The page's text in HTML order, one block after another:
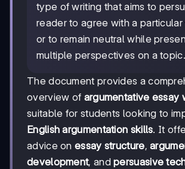
type of writing that aims to
reader to agree with a
or to remain neutral while
multiple perspectives on a topic.
The document provides a
overview of argumentative essay
suitable for students looking to
English argumentation skills. It
advice onessay structure,
development, andpersuasive